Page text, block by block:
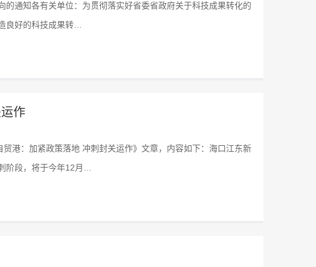
通知各有关单位：为贯彻落实好省委省政府关于科技成果转化的
良好的科技成果转…
作
港：加紧政策落地 冲刺封关运作》文章，内容如下：海口江东新
阶段，将于今年12月…